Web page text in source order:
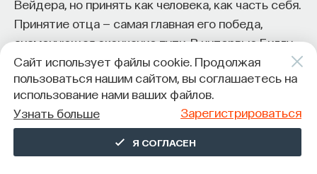
Вейдера, но принять как человека, как часть себя.
Принятие отца — самая главная его победа,
знаменующая окончание пути. В интервью Биллу
Мойерсу Лукас признался, что в этой нарратеме
отчасти отразился его собственный опыт: когда-
то его отец был не готов принять его призвание.
Заключительные этапы посвящения,
предваряющие возвращение (апофеоз
и вознаграждение в конце пути), связаны
Сайт использует файлы cookie. Продолжая
пользоваться нашим сайтом, вы соглашаетесь на
использование нами ваших файлов.
Узнать больше
Зарегистрироваться
Я СОГЛАСЕН